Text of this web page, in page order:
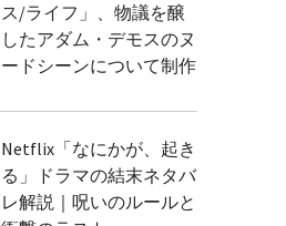
ス/ライフ」、物議を醸
したアダム・デモスのヌ
ードシーンについて制作
Netflix「なにかが、起き
る」ドラマの結末ネタバ
レ解説｜呪いのルールと